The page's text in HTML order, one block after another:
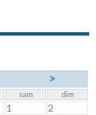
>
sam dim
1
2